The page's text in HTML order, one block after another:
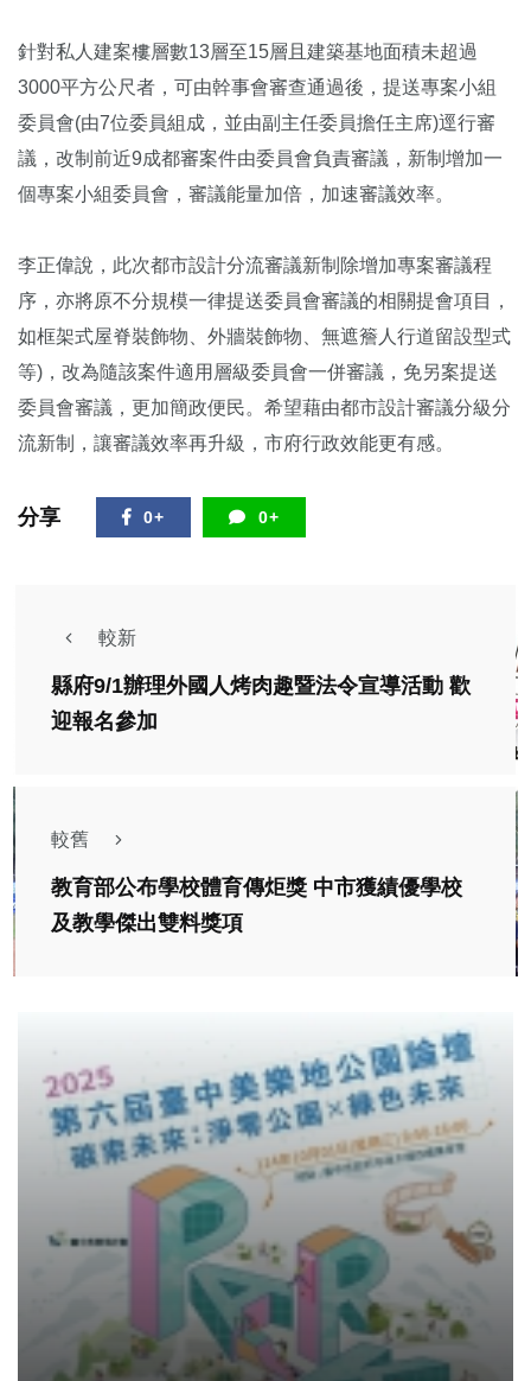
針對私人建案樓層數13層至15層且建築基地面積未超過
3000平方公尺者，可由幹事會審查通過後，提送專案小組
委員會(由7位委員組成，並由副主任委員擔任主席)逕行審
議，改制前近9成都審案件由委員會負責審議，新制增加一
個專案小組委員會，審議能量加倍，加速審議效率。
李正偉說，此次都市設計分流審議新制除增加專案審議程
序，亦將原不分規模一律提送委員會審議的相關提會項目，
如框架式屋脊裝飾物、外牆裝飾物、無遮簷人行道留設型式
等)，改為隨該案件適用層級委員會一併審議，免另案提送
委員會審議，更加簡政便民。希望藉由都市設計審議分級分
流新制，讓審議效率再升級，市府行政效能更有感。
分享 0+ 0+
較新
縣府9/1辦理外國人烤肉趣暨法令宣導活動 歡
迎報名參加
較舊
教育部公布學校體育傳炬獎 中市獲績優學校
及教學傑出雙料獎項